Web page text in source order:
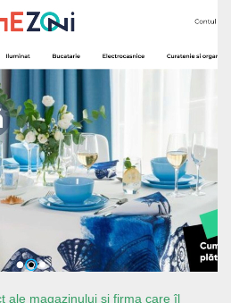
ale magazinului și firma care îl